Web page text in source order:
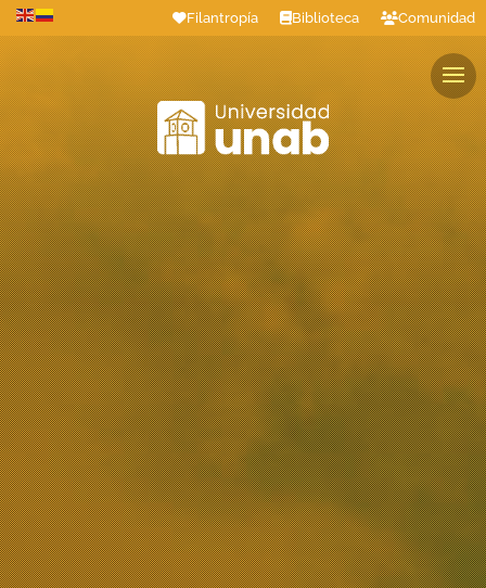
Filantropía Biblioteca Comunidad
Estudiantes Profesores Colaboradores Graduados